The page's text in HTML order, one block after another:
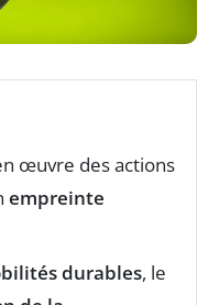
œuvre des actions
empreinte
durables, le